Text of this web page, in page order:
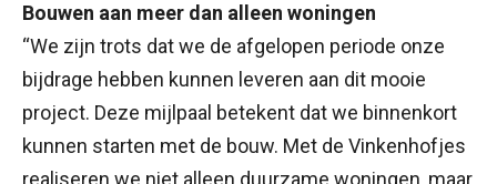
Bouwen aan meer dan alleen woningen
“We zijn trots dat we de afgelopen periode onze
bijdrage hebben kunnen leveren aan dit mooie
project. Deze mijlpaal betekent dat we binnenkort
kunnen starten met de bouw. Met de Vinkenhofjes